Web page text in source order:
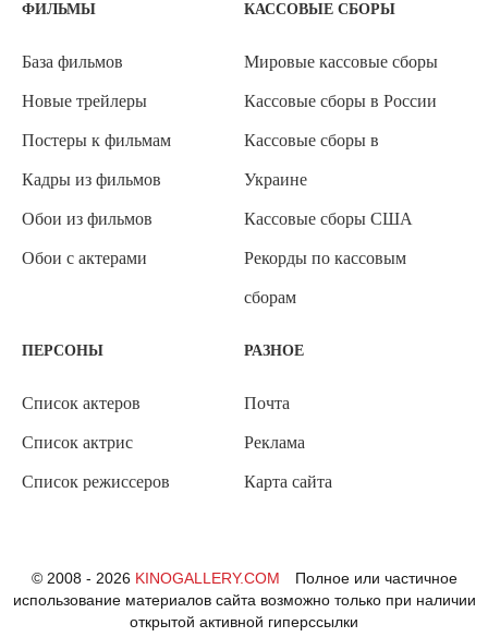
ФИЛЬМЫ
База фильмов
Новые трейлеры
Постеры к фильмам
Кадры из фильмов
Обои из фильмов
Обои с актерами
КАССОВЫЕ СБОРЫ
Мировые кассовые сборы
Кассовые сборы в России
Кассовые сборы в
Украине
Кассовые сборы США
Рекорды по кассовым
сборам
ПЕРСОНЫ
Список актеров
Список актрис
Список режиссеров
РАЗНОЕ
Почта
Реклама
Карта сайта
© 2008 - 2026 KINOGALLERY.COM
Полное или частичное
использование материалов сайта возможно только при наличии
открытой активной гиперссылки